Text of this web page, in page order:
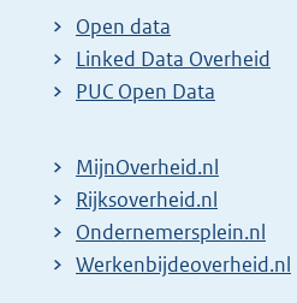
t
e
r
l
i
n
k
Open data
Linked Data Overheid
PUC Open Data
MijnOverheid.nl
E
x
t
Rijksoverheid.nl
E
x
Ondernemersplein.nl
E
Werkenbijdeoverheid.nl